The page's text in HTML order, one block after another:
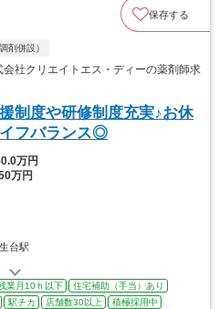
保存する
剤併設）
社クリエイトエス・ディーの薬剤師求
制度や研修制度充実♪お休
フバランス◎
万円
万円
台駅
業月10ｈ以下
住宅補助（手当）あり
駅チカ 店舗数30以上 積極採用中